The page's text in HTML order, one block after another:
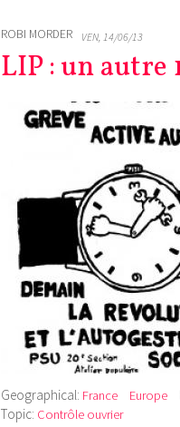
ROBI MORDER VEN, 14/06/13
LIP : un
Geographical: France Europe
Topic: Contrôle ouvrier